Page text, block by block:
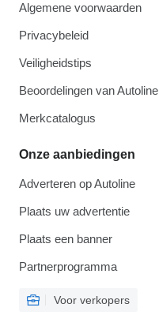
Algemene voorwaarden
Privacybeleid
Veiligheidstips
Beoordelingen van Autoline
Merkcatalogus
Onze aanbiedingen
Adverteren op Autoline
Plaats uw advertentie
Plaats een banner
Partnerprogramma
Voor verkopers